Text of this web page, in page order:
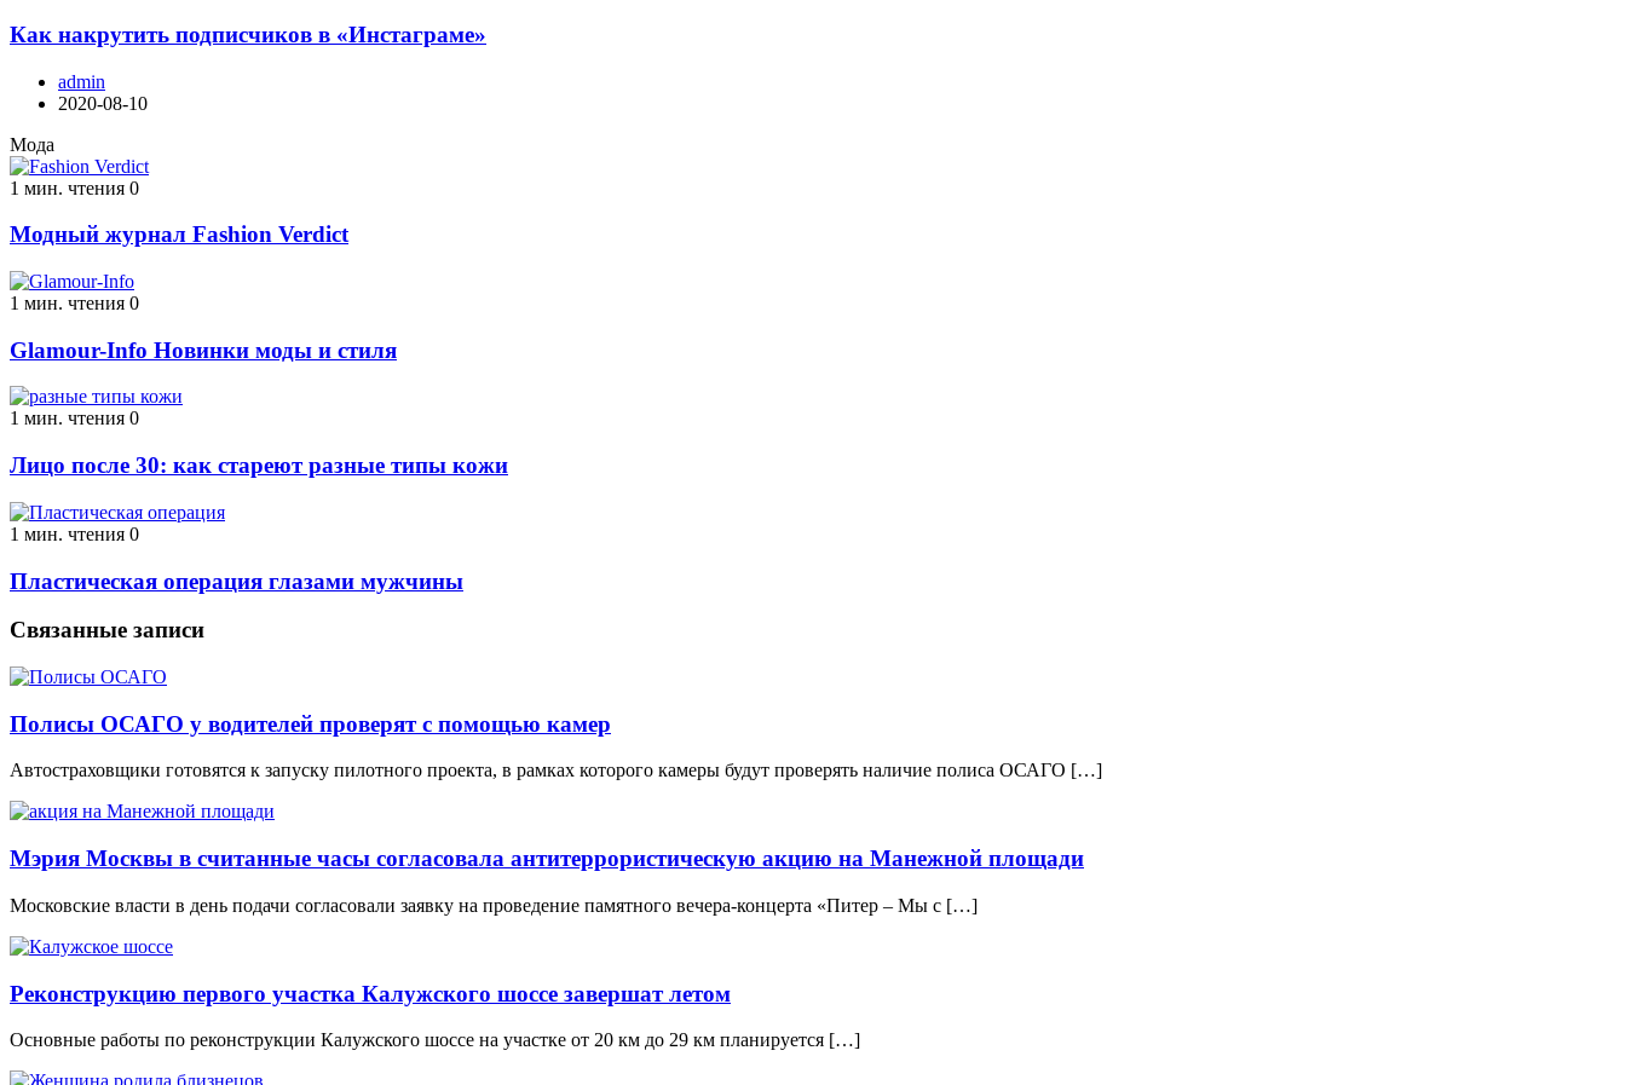
Как накрутить подписчиков в «Инстаграме»
admin
2020-08-10
Мода
1 мин. чтения 0
Модный журнал Fashion Verdict
1 мин. чтения 0
Glamour-Info Новинки моды и стиля
1 мин. чтения 0
Лицо после 30: как стареют разные типы кожи
1 мин. чтения 0
Пластическая операция глазами мужчины
Связанные записи
Полисы ОСАГО у водителей проверят с помощью камер
Автостраховщики готовятся к запуску пилотного проекта, в рамках которого камеры будут проверять наличие полиса ОСАГО […]
Мэрия Москвы в считанные часы согласовала антитеррористическую акцию на Манежной площади
Московские власти в день подачи согласовали заявку на проведение памятного вечера-концерта «Питер – Мы с […]
Реконструкцию первого участка Калужского шоссе завершат летом
Основные работы по реконструкции Калужского шоссе на участке от 20 км до 29 км планируется […]